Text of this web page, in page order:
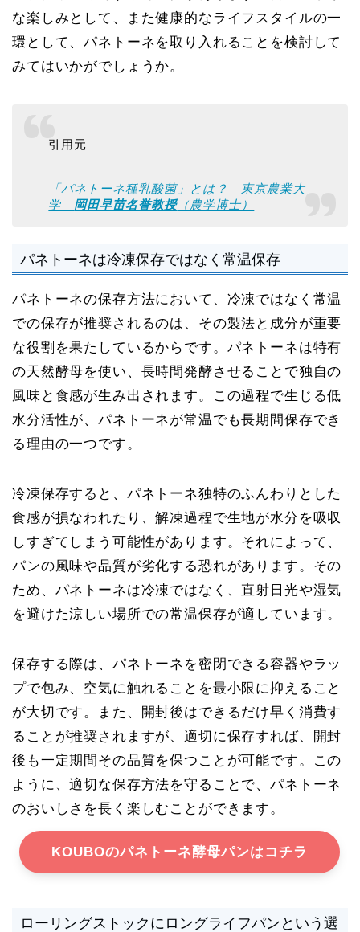
な楽しみとして、また健康的なライフスタイルの一
環として、パネトーネを取り入れることを検討して
みてはいかがでしょうか。
引用元
「パネトーネ種乳酸菌」とは？ 東京農業大
学 岡田早苗名誉教授（農学博士）
パネトーネは冷凍保存ではなく常温保存
パネトーネの保存方法において、冷凍ではなく常温
での保存が推奨されるのは、その製法と成分が重要
な役割を果たしているからです。パネトーネは特有
の天然酵母を使い、長時間発酵させることで独自の
風味と食感が生み出されます。この過程で生じる低
水分活性が、パネトーネが常温でも長期間保存でき
る理由の一つです。
冷凍保存すると、パネトーネ独特のふんわりとした
食感が損なわれたり、解凍過程で生地が水分を吸収
しすぎてしまう可能性があります。それによって、
パンの風味や品質が劣化する恐れがあります。その
ため、パネトーネは冷凍ではなく、直射日光や湿気
を避けた涼しい場所での常温保存が適しています。
保存する際は、パネトーネを密閉できる容器やラッ
プで包み、空気に触れることを最小限に抑えること
が大切です。また、開封後はできるだけ早く消費す
ることが推奨されますが、適切に保存すれば、開封
後も一定期間その品質を保つことが可能です。この
ように、適切な保存方法を守ることで、パネトーネ
のおいしさを長く楽しむことができます。
KOUBOのパネトーネ酵母パンはコチラ
ローリングストックにロングライフパンという選